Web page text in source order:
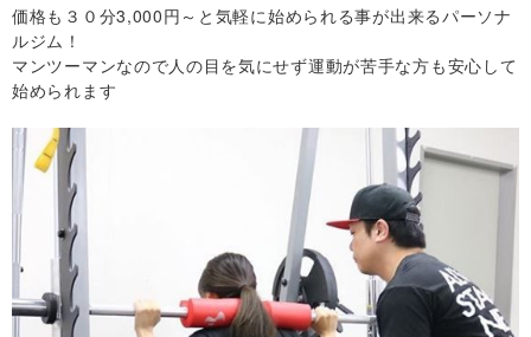
価格も３０分3,000円～と気軽に始められる事が出来るパーソナ
ルジム！
マンツーマンなので人の目を気にせず運動が苦手な方も安心して
始められます